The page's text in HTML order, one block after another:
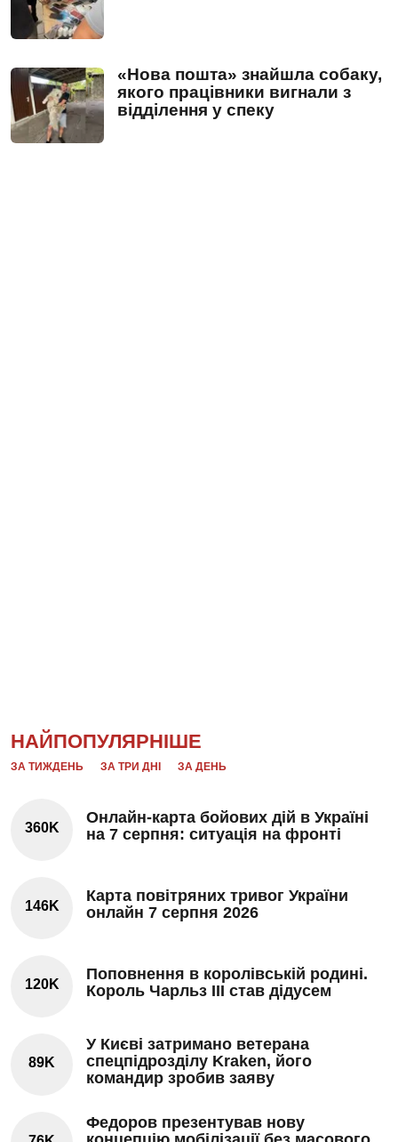
«Нова пошта» знайшла собаку,
якого працівники вигнали з
відділення у спеку
НАЙПОПУЛЯРНІШЕ
ЗА ТИЖДЕНЬ ЗА ТРИ ДНІ ЗА ДЕНЬ
360K
Онлайн-карта бойових дій в Україні
на 7 серпня: ситуація на фронті
146K
Карта повітряних тривог України
онлайн 7 серпня 2026
120K
Поповнення в королівській родині.
Король Чарльз III став дідусем
89K
У Києві затримано ветерана
спецпідрозділу Kraken, його
командир зробив заяву
Федоров презентував нову